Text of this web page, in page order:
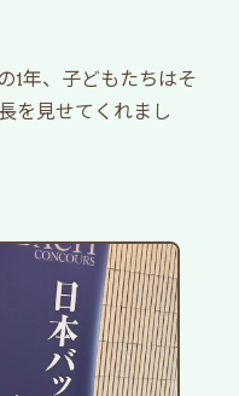
で、新しい環境に
間中のお休みについ
）
となります。
ます。
1年、子どもたちはそ
を見せてくれまし